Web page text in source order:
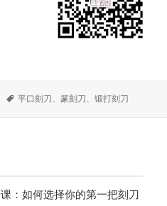
标
平口刻刀、篆刻刀、锻打刻刀
：如何选择你的第一把刻刀